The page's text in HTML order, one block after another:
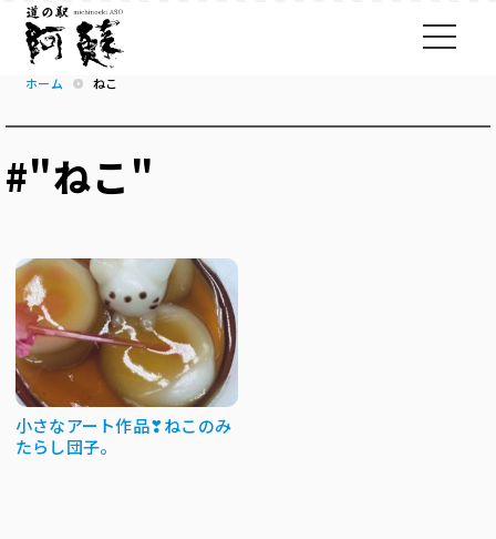
ホーム ねこ
#"ねこ"
小さなアート作品❣ねこのみ
たらし団子。